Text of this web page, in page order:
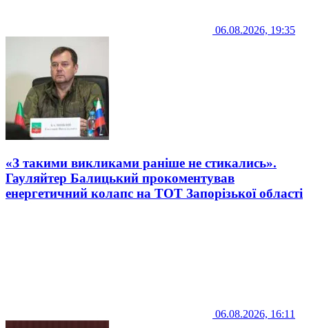
06.08.2026, 19:35
«З такими викликами раніше не стикались».
Гауляйтер Балицький прокоментував
енергетичний колапс на ТОТ Запорізької області
06.08.2026, 16:11